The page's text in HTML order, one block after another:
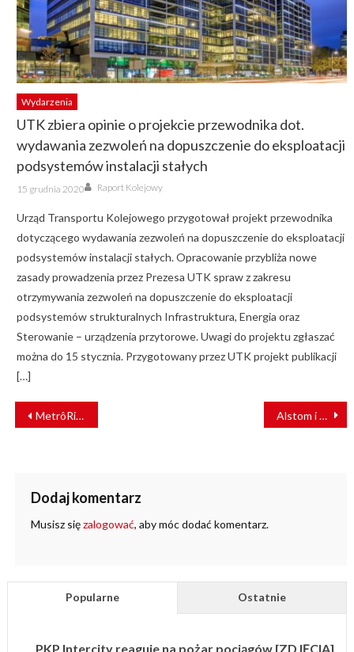
Wydarzenia
UTK zbiera opinie o projekcie przewodnika dot.
wydawania zezwoleń na dopuszczenie do eksploatacji
podsystemów instalacji stałych
Posted
on
15 grudnia 2020 Author
Raport Kolejowy
Urząd Transportu Kolejowego przygotował projekt przewodnika
dotyczącego wydawania zezwoleń na dopuszczenie do eksploatacji
podsystemów instalacji stałych. Opracowanie przybliża nowe
zasady prowadzenia przez Prezesa UTK spraw z zakresu
otrzymywania zezwoleń na dopuszczenie do eksploatacji
podsystemów strukturalnych Infrastruktura, Energia oraz
Sterowanie – urządzenia przytorowe. Uwagi do projektu zgłaszać
można do 15 stycznia. Przygotowany przez UTK projekt publikacji
[…]
NAWIGACJA
WPISU
MetrôRio maluje wagony i sprzeciwia się przemocy wobec kobiet [ZDJĘCIA] Alstom i Kiepe Electric dostarczą nowe tramwaje dla Kolonii
Dodaj komentarz
Musisz sięzalogować, aby móc dodać komentarz.
Popularne Ostatnie
PKP Intercity reaguje na pożar pociągów [ZDJĘCIA]